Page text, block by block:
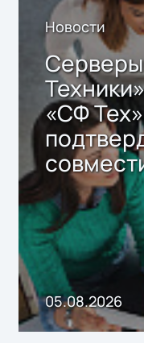
Новости
«СФ
Storage
05.08.2026